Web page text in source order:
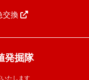
交換
発掘隊
たします